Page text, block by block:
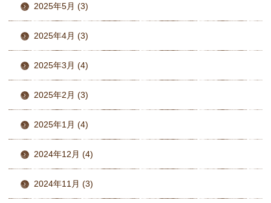
2025年5月 (3)
2025年4月 (3)
2025年3月 (4)
2025年2月 (3)
2025年1月 (4)
2024年12月 (4)
2024年11月 (3)